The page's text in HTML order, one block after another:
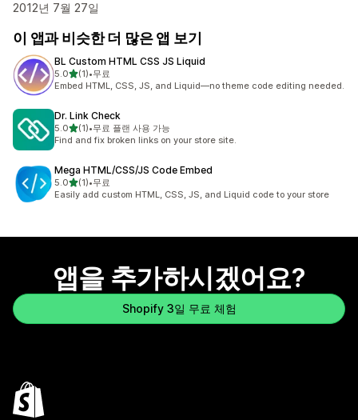
2012년 7월 27일
이 앱과 비슷한 더 많은 앱 보기
BL Custom HTML CSS JS Liquid
5.0별 5개 중
(1)
총 리뷰 1개
•무료
Embed HTML, CSS, JS, and Liquid—no theme code editing needed.
Dr. Link Check
5.0별 5개 중
(1)
총 리뷰 1개
•무료 플랜 사용 가능
Find and fix broken links on your store site.
Mega HTML/CSS/JS Code Embed
5.0별 5개 중
(1)
총 리뷰 1개
•무료
Easily add custom HTML, CSS, JS, and Liquid code to your store
앱을 추가하시겠어요?
Shopify 3일 무료 체험